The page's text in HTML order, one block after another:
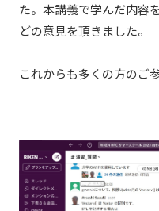
た。本講義で学んだ内容
どの意見を頂きました。
これからも多くの方のご